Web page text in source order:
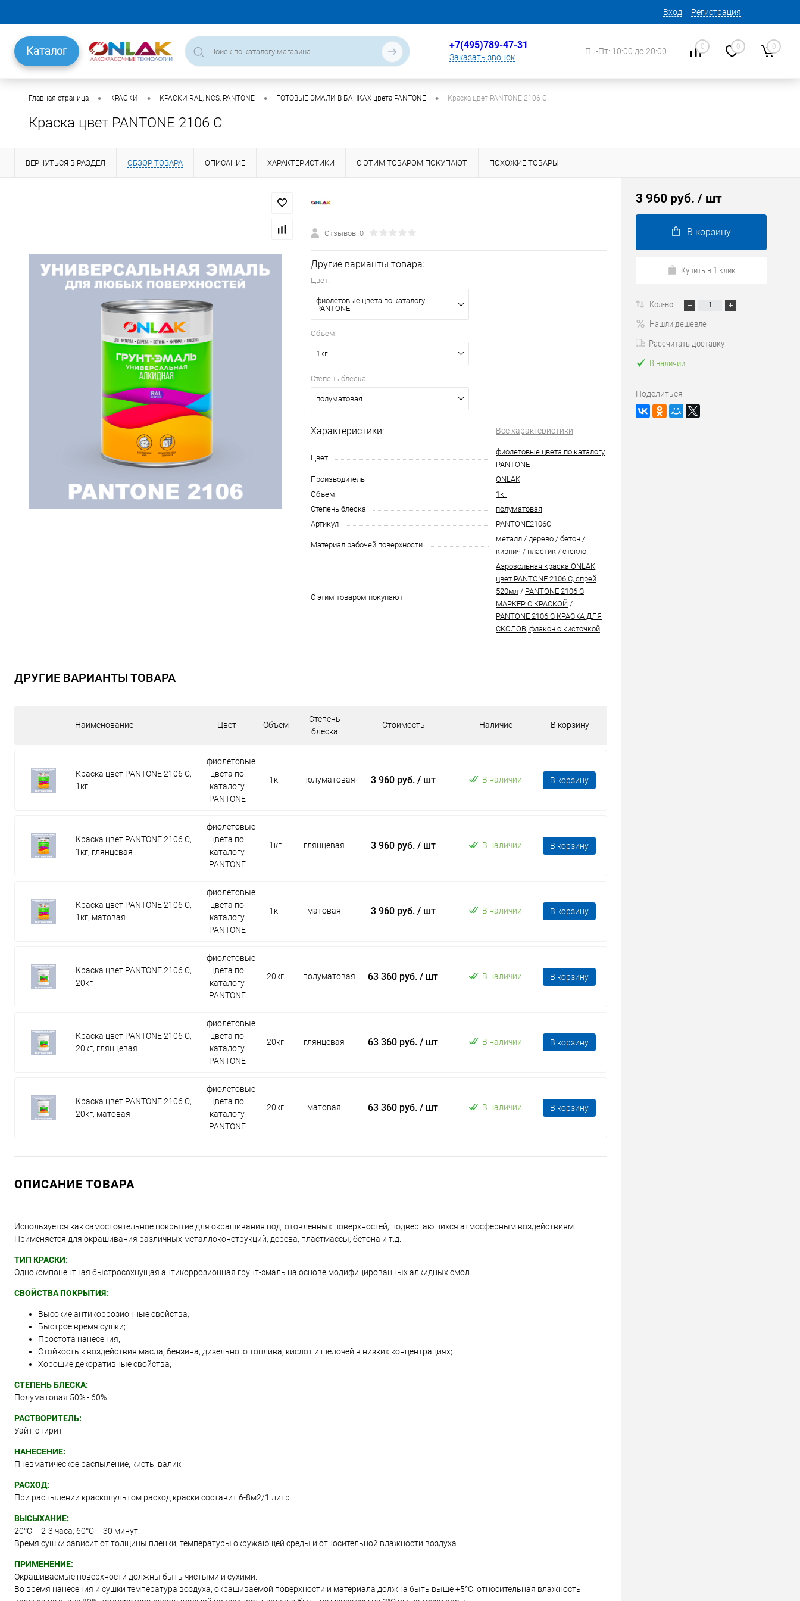
Вход Регистрация
Каталог +7(495)789-47-31
Заказать звонок
Пн-Пт: 10:00 до 20:00 0 0 0
Главная страница • КРАСКИ • КРАСКИ RAL, NCS, PANTONE • ГОТОВЫЕ ЭМАЛИ В БАНКАХ цвета PANTONE • Краска цвет PANTONE 2106 C
Краска цвет PANTONE 2106 C
ВЕРНУТЬСЯ В РАЗДЕЛ ОБЗОР ТОВАРА ОПИСАНИЕ ХАРАКТЕРИСТИКИ С ЭТИМ ТОВАРОМ ПОКУПАЮТ ПОХОЖИЕ ТОВАРЫ
Отзывов: 0
Другие варианты товара:
Цвет:
фиолетовые цвета по каталогу
PANTONE
Объем:
1кг
Степень блеска:
полуматовая
Характеристики: Все характеристики
Цвет
фиолетовые цвета по каталогу
PANTONE
Производитель
ONLAK
Объем
1кг
Степень блеска
полуматовая
Артикул
PANTONE2106C
Материал рабочей поверхности
металл / дерево / бетон /
кирпич / пластик / стекло
С этим товаром покупают
Аэрозольная краска ONLAK,
цвет PANTONE 2106 C, спрей
520мл / PANTONE 2106 C
МАРКЕР С КРАСКОЙ /
PANTONE 2106 C КРАСКА ДЛЯ
СКОЛОВ, флакон с кисточкой
ДРУГИЕ ВАРИАНТЫ ТОВАРА
Наименование Цвет Объем
Степень
блеска
Стоимость Наличие В корзину
Краска цвет PANTONE 2106 C,
1кг
фиолетовые
цвета по
каталогу
PANTONE
1кг полуматовая 3 960 руб. / шт В наличии В корзину
Краска цвет PANTONE 2106 C,
1кг, глянцевая
фиолетовые
цвета по
каталогу
PANTONE
1кг глянцевая 3 960 руб. / шт В наличии В корзину
Краска цвет PANTONE 2106 C,
1кг, матовая
фиолетовые
цвета по
каталогу
PANTONE
1кг матовая 3 960 руб. / шт В наличии В корзину
Краска цвет PANTONE 2106 C,
20кг
фиолетовые
цвета по
каталогу
PANTONE
20кг полуматовая 63 360 руб. / шт В наличии В корзину
Краска цвет PANTONE 2106 C,
20кг, глянцевая
фиолетовые
цвета по
каталогу
PANTONE
20кг глянцевая 63 360 руб. / шт В наличии В корзину
Краска цвет PANTONE 2106 C,
20кг, матовая
фиолетовые
цвета по
каталогу
PANTONE
20кг матовая 63 360 руб. / шт В наличии В корзину
ОПИСАНИЕ ТОВАРА
Используется как самостоятельное покрытие для окрашивания подготовленных поверхностей, подвергающихся атмосферным воздействиям.
Применяется для окрашивания различных металлоконструкций, дерева, пластмассы, бетона и т.д.
ТИП КРАСКИ:
Однокомпонентная быстросохнущая антикоррозионная грунт-эмаль на основе модифицированных алкидных смол.
СВОЙСТВА ПОКРЫТИЯ:
Высокие антикоррозионные свойства;
Быстрое время сушки;
Простота нанесения;
Стойкость к воздействия масла, бензина, дизельного топлива, кислот и щелочей в низких концентрациях;
Хорошие декоративные свойства;
СТЕПЕНЬ БЛЕСКА:
Полуматовая 50% - 60%
РАСТВОРИТЕЛЬ:
Уайт-спирит
НАНЕСЕНИЕ:
Пневматическое распыление, кисть, валик
РАСХОД:
При распылении краскопультом расход краски составит 6-8м2/1 литр
ВЫСЫХАНИЕ:
20°С – 2-3 часа; 60°С – 30 минут.
Время сушки зависит от толщины пленки, температуры окружающей среды и относительной влажности воздуха.
ПРИМЕНЕНИЕ:
Окрашиваемые поверхности должны быть чистыми и сухими.
Во время нанесения и сушки температура воздуха, окрашиваемой поверхности и материала должна быть выше +5°C, относительная влажность
3 960 руб. / шт
В корзину
Купить в 1 клик
Кол-во:
Нашли дешевле
Рассчитать доставку
В наличии
Поделиться